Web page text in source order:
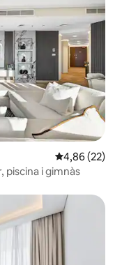
4,86 de
4,86 (22)
piscina i gimnàs